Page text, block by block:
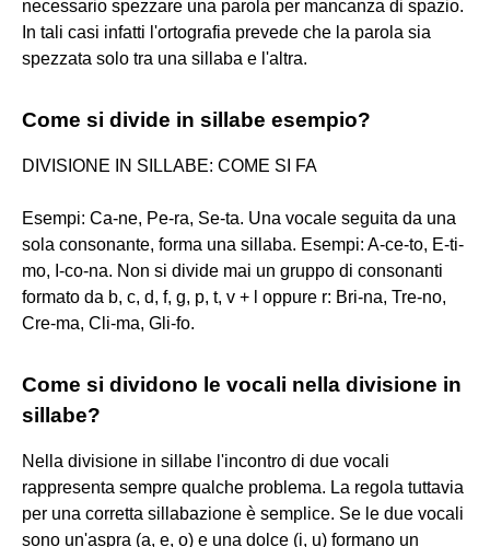
necessario spezzare una parola per mancanza di spazio.
In tali casi infatti l'ortografia prevede che la parola sia
spezzata solo tra una sillaba e l'altra.
Come si divide in sillabe esempio?
DIVISIONE IN SILLABE: COME SI FA
Esempi: Ca-ne, Pe-ra, Se-ta. Una vocale seguita da una
sola consonante, forma una sillaba. Esempi: A-ce-to, E-ti-
mo, I-co-na. Non si divide mai un gruppo di consonanti
formato da b, c, d, f, g, p, t, v + l oppure r: Bri-na, Tre-no,
Cre-ma, Cli-ma, Gli-fo.
Come si dividono le vocali nella divisione in
sillabe?
Nella divisione in sillabe l'incontro di due vocali
rappresenta sempre qualche problema. La regola tuttavia
per una corretta sillabazione è semplice. Se le due vocali
sono un'aspra (a, e, o) e una dolce (i, u) formano un